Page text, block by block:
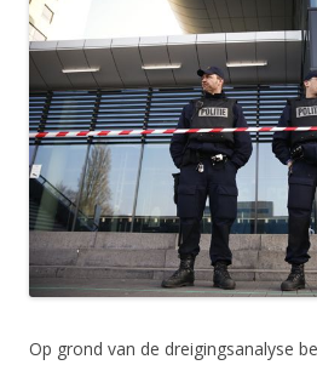
Op grond van de dreigingsanalyse